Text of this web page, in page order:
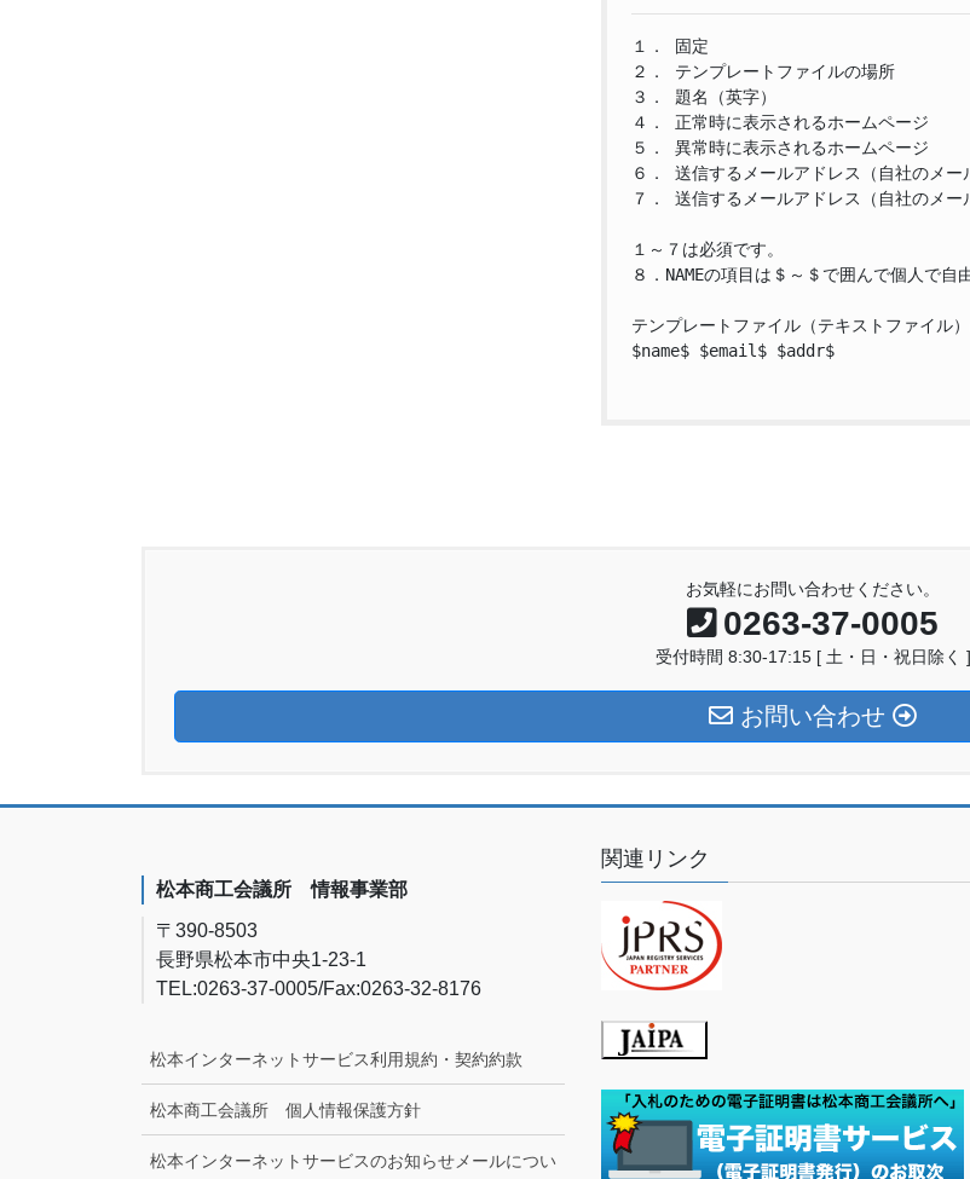
１． 固定
２． テンプレートファイルの場所
３． 題名（英字）
４． 正常時に表示されるホームページ
５． 異常時に表示されるホームページ
６． 送信するメールアドレス（自社のメー
７． 送信するメールアドレス（自社のメー
１～７は必須です。
８．NAMEの項目は＄～＄で囲んで個人で
テンプレートファイル（テキストファイル
$name$ $email$ $addr$
お気軽にお問い合わせください。
0263-37-0005
受付時間 8:30-17:15 [ 土・日・祝日除く ]
お問い合わせ
松本商工会議所 情報事業部
〒390-8503
長野県松本市中央1-23-1
TEL:0263-37-0005/Fax:0263-32-8176
松本インターネットサービス利用規約・契約約款
松本商工会議所 個人情報保護方針
松本インターネットサービスのお知らせメールについ
関連リンク